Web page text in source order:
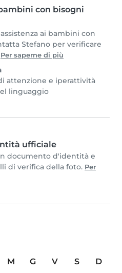
con bisogni
ai bambini con
Stefano per verificare
Per saperne di più
attenzione e iperattività
linguaggio
ufficiale
documento d'identità e
di verifica della foto. Per
M G V S
D